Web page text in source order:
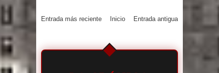
Entrada más reciente Entrada antigua
Inicio